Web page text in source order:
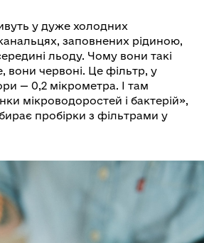
у дуже холодних
заповнених рідиною,
льоду. Чому вони такі
вони червоні. Це фільтр, у
— 0,2 мікрометра. І там
мікроводоростей і бактерій»,
пробірки з фільтрами у